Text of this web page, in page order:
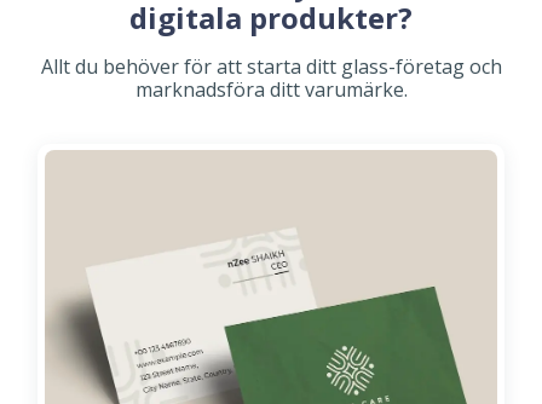
digitala produkter?
Allt du behöver för att starta ditt glass-företag och
marknadsföra ditt varumärke.